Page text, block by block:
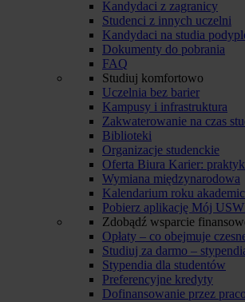
Kandydaci z zagranicy
Studenci z innych uczelni
Kandydaci na studia
Dokumenty do pobrania
FAQ
Studiuj komfortowo
Uczelnia bez barier
Kampusy i infrastruktura
Zakwaterowanie na czas
Biblioteki
Organizacje studenckie
Oferta Biura Karier:
Wymiana międzynarodowa
Kalendarium roku
Pobierz aplikację Mój
Zdobądź wsparcie
Opłaty – co obejmuje
Studiuj za darmo –
Stypendia dla studentów
Preferencyjne kredyty
Dofinansowanie przez